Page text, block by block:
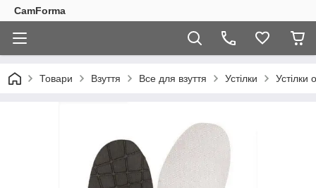
CamForma
Товари Взуття Все для взуття Устілки Устілки